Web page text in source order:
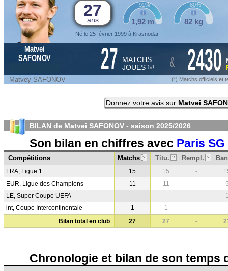
27
ans
Né le 25 février 1999 à Krasnodar
1,92 m
91%
82 kg
80%
Matvei
SAFONOV
27 MATCHS
JOUES (*) & 2430
Matvey SAFONOV (*) Matchs officiels et
Donnez votre avis sur Matvei
BILAN de Matvei SAFONOV - saison 2025/2026
Son bilan en chiffres avec Paris SG
Compétitions Matchs ? Titu. ? Rempl. ?
FRA, Ligue 1 15 15 -
EUR, Ligue des Champions
11 11 -
LE, Super Coupe UEFA
- - -
int, Coupe Intercontinentale
1 1 -
-
Bilan total en club
27 27 -
Chronologie et bilan de son temps